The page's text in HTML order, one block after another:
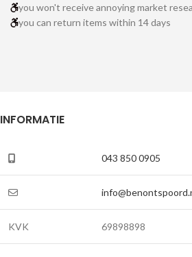
you won't receive annoying market
you can return items within 14 days
INFORMATIE
043 850 0905
KVK 69898898